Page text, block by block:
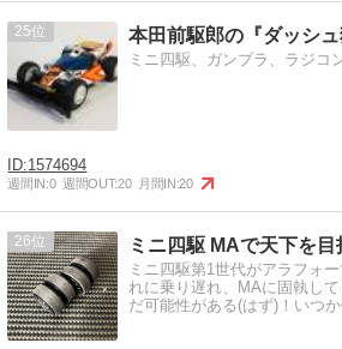
25 本田前駆郎の『ダッシ
ミニ四駆、ガンプラ、ラジコ
1574694
週間IN:0 週間OUT:20 月間IN:20
26 ミニ四駆 MAで天下を目
ミニ四駆第1世代がアラフォ
れに乗り遅れ、MAに固執し
だ可能性がある(はず)！いつか